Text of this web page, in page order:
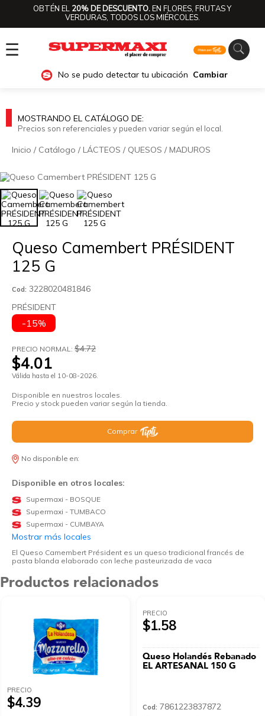
OBTÉN EL 20% DE DESCUENTO.EN FLORES, FRUTAS Y
VERDURAS, TODOS LOS MIÉRCOLES.
☰
No se pudo detectar tu ubicación Cambiar
MOSTRANDO EL CATÁLOGO DE:
Precios son referenciales y pueden variar según el local.
Inicio / Catálogo / LÁCTEOS / QUESOS / MADUROS
Queso Camembert PRÉSIDENT
125 G
Cod: 3228020481846
PRÉSIDENT
-15%
PRECIO NORMAL: $4.72
$4.01
Válida hasta el 10-08-2026.
Disponible en nuestros locales.
Precio y stock pueden variar según la tienda.
Comprar
No disponible en:
Disponible en otros locales:
Supermaxi - BOSQUE
Supermaxi - TUMBACO
Supermaxi - CUMBAYA
Mostrar más locales
El Queso Camembert Président es un queso tradicional francés de
pasta blanda elaborado con leche pasteurizada de vaca
Productos relacionados
PRECIO
$4.39
PRECIO
$1.58
Queso Holandés Rebanado
EL ARTESANAL 150 G
Cod: 7861223837872